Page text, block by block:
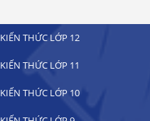
KIẾN THỨC LỚP 12
KIẾN THỨC LỚP 11
KIẾN THỨC LỚP 10